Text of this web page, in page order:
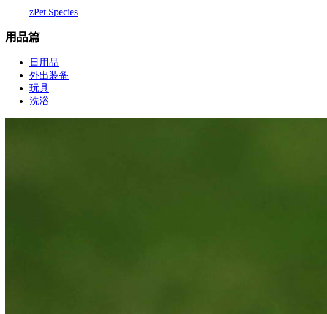
zPet Species
用品篇
日用品
外出装备
玩具
洗浴